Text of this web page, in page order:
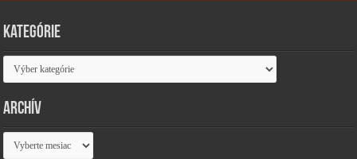
Kategórie
Kategórie
Archív
Archív